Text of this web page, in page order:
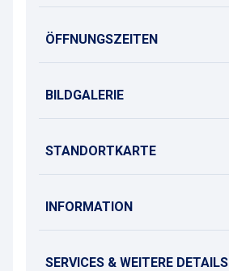
ÖFFNUNGSZEITEN
BILDGALERIE
STANDORTKARTE
INFORMATION
SERVICES & WEITERE DETAILS